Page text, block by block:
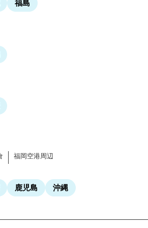
福島
福岡空港周辺
鹿児島 沖縄